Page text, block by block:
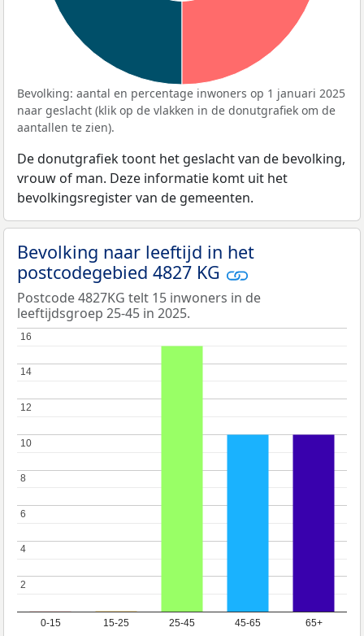
Bevolking: aantal en percentage inwoners op 1 januari 2025
naar geslacht (klik op de vlakken in de donutgrafiek om de
aantallen te zien).
De donutgrafiek toont het geslacht van de bevolking,
vrouw of man. Deze informatie komt uit het
bevolkingsregister van de gemeenten.
Bevolking naar leeftijd in het
postcodegebied 4827 KG
Postcode 4827KG telt 15 inwoners in de
leeftijdsgroep 25-45 in 2025.
0-15 15-25 25-45 45-65 65+
2
2
4
4
6
6
8
8
10
10
12
12
14
14
16
16